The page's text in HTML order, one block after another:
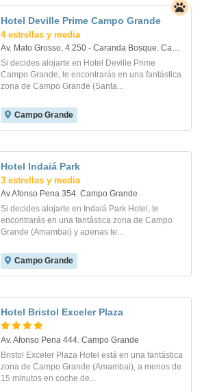
Hotel Deville Prime Campo Grande
4 estrellas y media
Av. Mato Grosso, 4.250 - Caranda Bosque. Campo Grande
Si decides alojarte en Hotel Deville Prime
Campo Grande, te encontrarás en una fantástica
zona de Campo Grande (Santa...
Campo Grande
Hotel Indaiá Park
3 estrellas y media
Av Afonso Pena 354. Campo Grande
Si decides alojarte en Indaiá Park Hotel, te
encontrarás en una fantástica zona de Campo
Grande (Amambai) y apenas te...
Campo Grande
Hotel Bristol Exceler Plaza
Av. Afonso Pena 444. Campo Grande
Bristol Exceler Plaza Hotel está en una fantástica
zona de Campo Grande (Amambai), a menos de
15 minutos en coche de...